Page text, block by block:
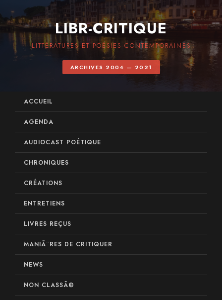
LIBR-CRITIQUE
LITTÉRATURES ET POÉSIES CONTEMPORAINES
ARCHIVES 2004 — 2021
ACCUEIL
AGENDA
AUDIOCAST POÉTIQUE
CHRONIQUES
CRÉATIONS
ENTRETIENS
LIVRES REÇUS
MANIÃ¨RES DE CRITIQUER
NEWS
NON CLASSÃ©